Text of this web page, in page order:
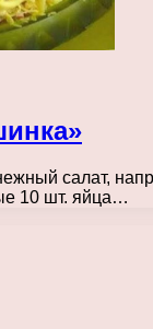
салат,
10 шт. яйца…